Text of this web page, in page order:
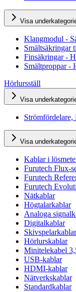
Visa
Klangmodul -
Smältsäkringar
Finsäkringar -
Smältproppar -
Hörlursställ
Visa
Visa
Kablar i
Furutech Flux-
Furutech
Furutech
Nätkablar
Högtalarkablar
Analoga
Digitalkablar
Skivspelarkablar
Hörlurskablar
Minitelekabel
USB-kablar
HDMI-kablar
Nätverkskablar
Standardkablar